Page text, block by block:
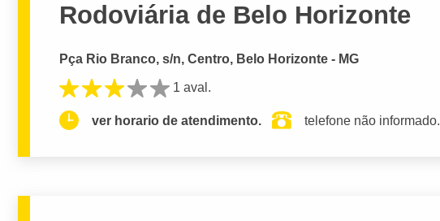
Rodoviária de Belo Horizonte
Pça Rio Branco, s/n, Centro, Belo Horizonte - MG
1 aval.
ver horario de atendimento. telefone não informado.